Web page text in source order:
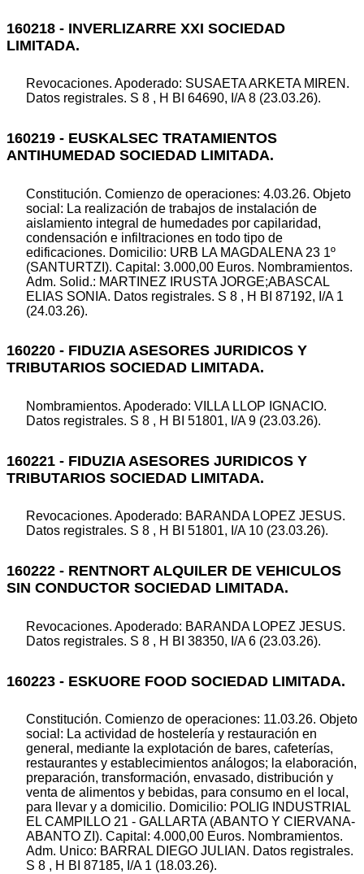
160218 - INVERLIZARRE XXI SOCIEDAD
LIMITADA.
Revocaciones. Apoderado: SUSAETA ARKETA MIREN.
Datos registrales. S 8 , H BI 64690, I/A 8 (23.03.26).
160219 - EUSKALSEC TRATAMIENTOS
ANTIHUMEDAD SOCIEDAD LIMITADA.
Constitución. Comienzo de operaciones: 4.03.26. Objeto
social: La realización de trabajos de instalación de
aislamiento integral de humedades por capilaridad,
condensación e infiltraciones en todo tipo de
edificaciones. Domicilio: URB LA MAGDALENA 23 1º
(SANTURTZI). Capital: 3.000,00 Euros. Nombramientos.
Adm. Solid.: MARTINEZ IRUSTA JORGE;ABASCAL
ELIAS SONIA. Datos registrales. S 8 , H BI 87192, I/A 1
(24.03.26).
160220 - FIDUZIA ASESORES JURIDICOS Y
TRIBUTARIOS SOCIEDAD LIMITADA.
Nombramientos. Apoderado: VILLA LLOP IGNACIO.
Datos registrales. S 8 , H BI 51801, I/A 9 (23.03.26).
160221 - FIDUZIA ASESORES JURIDICOS Y
TRIBUTARIOS SOCIEDAD LIMITADA.
Revocaciones. Apoderado: BARANDA LOPEZ JESUS.
Datos registrales. S 8 , H BI 51801, I/A 10 (23.03.26).
160222 - RENTNORT ALQUILER DE VEHICULOS
SIN CONDUCTOR SOCIEDAD LIMITADA.
Revocaciones. Apoderado: BARANDA LOPEZ JESUS.
Datos registrales. S 8 , H BI 38350, I/A 6 (23.03.26).
160223 - ESKUORE FOOD SOCIEDAD LIMITADA.
Constitución. Comienzo de operaciones: 11.03.26. Objeto
social: La actividad de hostelería y restauración en
general, mediante la explotación de bares, cafeterías,
restaurantes y establecimientos análogos; la elaboración,
preparación, transformación, envasado, distribución y
venta de alimentos y bebidas, para consumo en el local,
para llevar y a domicilio. Domicilio: POLIG INDUSTRIAL
EL CAMPILLO 21 - GALLARTA (ABANTO Y CIERVANA-
ABANTO ZI). Capital: 4.000,00 Euros. Nombramientos.
Adm. Unico: BARRAL DIEGO JULIAN. Datos registrales.
S 8 , H BI 87185, I/A 1 (18.03.26).